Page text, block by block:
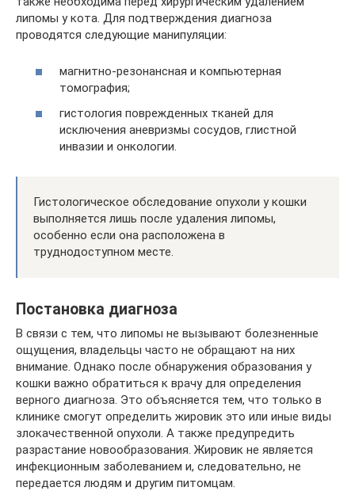
липомы у кота. Для подтверждения диагноза
проводятся следующие манипуляции:
магнитно-резонансная и компьютерная
томография;
гистология поврежденных тканей для
исключения аневризмы сосудов, глистной
инвазии и онкологии.
Гистологическое обследование опухоли у кошки
выполняется лишь после удаления липомы,
особенно если она расположена в
труднодоступном месте.
Постановка диагноза
В связи с тем, что липомы не вызывают болезненные
ощущения, владельцы часто не обращают на них
внимание. Однако после обнаружения образования у
кошки важно обратиться к врачу для определения
верного диагноза. Это объясняется тем, что только в
клинике смогут определить жировик это или иные виды
злокачественной опухоли. А также предупредить
разрастание новообразования. Жировик не является
инфекционным заболеванием и, следовательно, не
передается людям и другим питомцам.